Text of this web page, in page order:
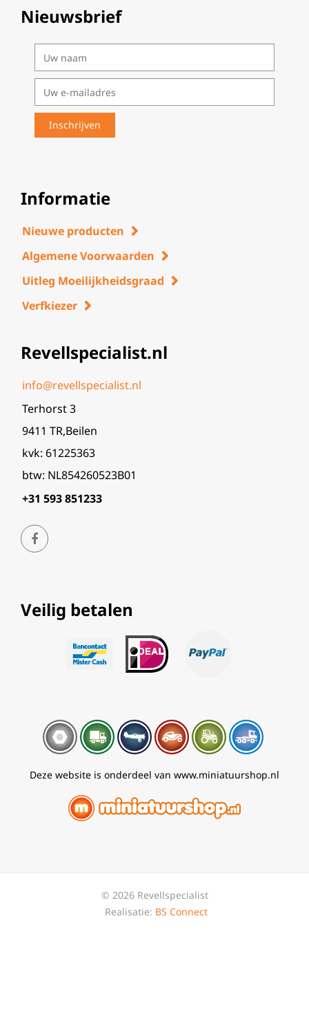
Nieuwsbrief
Informatie
Nieuwe producten
Algemene Voorwaarden
Uitleg Moeilijkheidsgraad
Verfkiezer
Revellspecialist.nl
info@revellspecialist.nl
Terhorst 3
9411 TR,Beilen
kvk: 61225363
btw: NL854260523B01
+31 593 851233
Veilig betalen
Deze website is onderdeel van www.miniatuurshop.nl
© 2026 Revellspecialist
Realisatie: BS Connect